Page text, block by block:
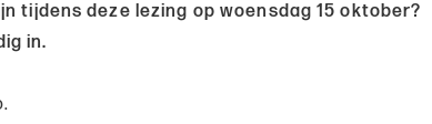
tijdens deze lezing op woensdag 15 oktober?
in.